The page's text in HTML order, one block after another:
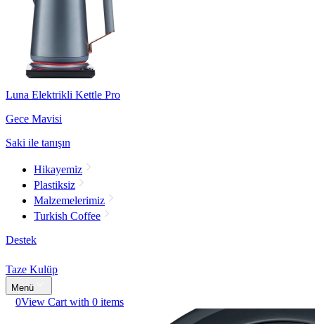
Luna Elektrikli Kettle Pro
Gece Mavisi
Saki ile tanışın
Hikayemiz
Plastiksiz
Malzemelerimiz
Turkish Coffee
Destek
Taze Kulüp
Menü
0View Cart with 0 items